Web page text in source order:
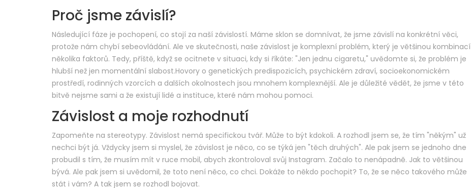
Proč jsme závislí?
Následující fáze je pochopení, co stojí za naší závislostí. Máme sklon se domnívat, že jsme závislí na konkrétní věci,
protože nám chybí sebeovládání. Ale ve skutečnosti, naše závislost je komplexní problém, který je většinou kombinací
několika faktorů. Tedy, příště, když se ocitnete v situaci, kdy si říkáte: "Jen jednu cigaretu," uvědomte si, že problém je
hlubší než jen momentální slabost.Hovory o genetických predispozicích, psychickém zdraví, socioekonomickém
prostředí, rodinných vzorcích a dalších okolnostech jsou mnohem komplexnější. Ale je důležité vědět, že jsme v této
bitvě nejsme sami a že existují lidé a instituce, které nám mohou pomoci.
Závislost a moje rozhodnutí
Zapomeňte na stereotypy. Závislost nemá specifickou tvář. Může to být kdokoli. A rozhodl jsem se, že tím "někým" už
nechci být já. Vždycky jsem si myslel, že závislost je něco, co se týká jen "těch druhých". Ale pak jsem se jednoho dne
probudil s tím, že musím mít v ruce mobil, abych zkontroloval svůj Instagram. Začalo to nenápadně. Jak to většinou
bývá. Ale pak jsem si uvědomil, že toto není něco, co chci. Dokáže to někdo pochopit? To, že se něco takového může
stát i vám? A tak jsem se rozhodl bojovat.